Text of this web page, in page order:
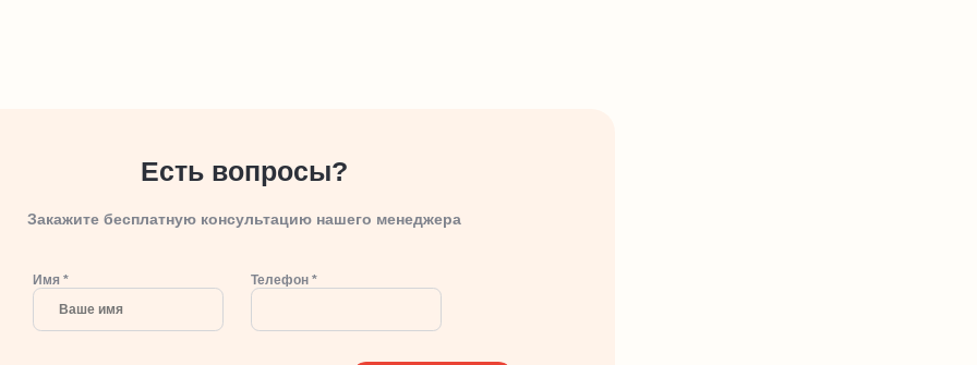
Есть вопросы?
Закажите бесплатную консультацию нашего менеджера
Имя * Телефон *